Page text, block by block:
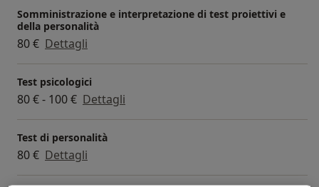
adulti.
Somministrazione e interpretazione di test proiettivi e
della personalità
80 € Dettagli
Test psicologici
80 € - 100 € Dettagli
Test di personalità
80 € Dettagli